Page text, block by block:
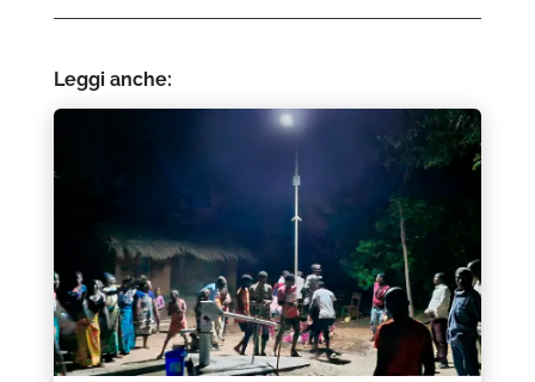
Leggi anche: